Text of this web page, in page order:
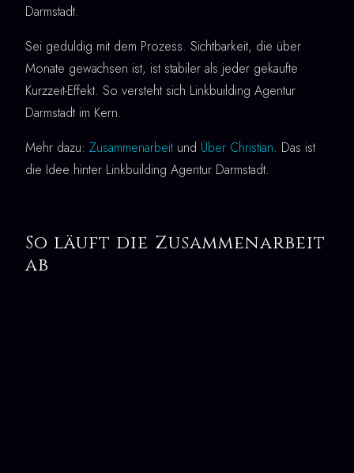
Darmstadt.
Sei geduldig mit dem Prozess. Sichtbarkeit, die über
Monate gewachsen ist, ist stabiler als jeder gekaufte
Kurzzeit-Effekt. So versteht sich Linkbuilding Agentur
Darmstadt im Kern.
Mehr dazu: Zusammenarbeit und Über Christian. Das ist
die Idee hinter Linkbuilding Agentur Darmstadt.
So läuft die Zusammenarbeit
ab